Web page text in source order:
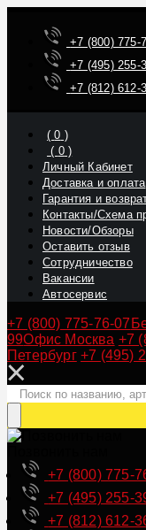
+7 (800) 775-
+7 (495) 255-
+7 (812) 612-
(0 )
( 0)
Личный Кабинет
Доставка и оплата
Гарантия и
Контакты/Схема
Новости/Обзоры
Оставить отзыв
Сотрудничество
Вакансии
Автосервис
+7 (800) 775-76-07
99Офис Москва +7
Петербург +7 (495)
+7 (800) 775-
+7 (495) 255-
+7 (812) 612-